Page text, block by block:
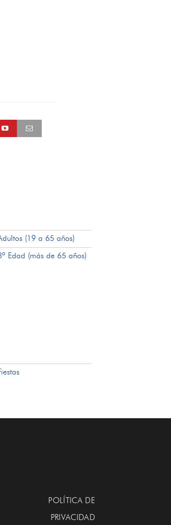
(19 a 65 años)
Edad (más de 65 años)
POLÍTICA DE
PRIVACIDAD